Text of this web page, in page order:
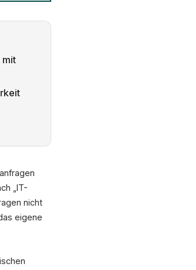
mit
„IT-
nicht
eigene